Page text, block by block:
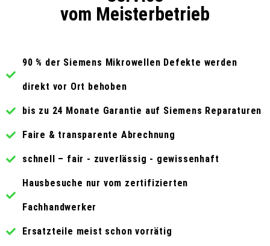
vom Meisterbetrieb
90 % der Siemens Mikrowellen Defekte werden
direkt vor Ort behoben
bis zu 24 Monate Garantie auf Siemens Reparaturen
Faire & transparente Abrechnung
schnell – fair - zuverlässig - gewissenhaft
Hausbesuche nur vom zertifizierten
Fachhandwerker
Ersatzteile meist schon vorrätig